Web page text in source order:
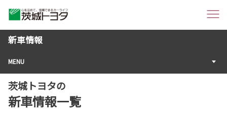
新車情報
MENU
茨城トヨタの
新車情報一覧